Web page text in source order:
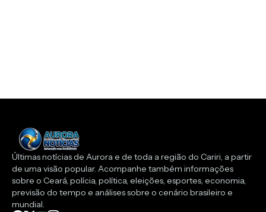
Últimas notícias de Aurora e de toda a região do Cariri, a partir
de uma visão popular. Acompanhe também informações
sobre o Ceará, polícia, política, eleições, esportes, economia,
previsão do tempo e análises sobre o cenário brasileiro e
mundial.